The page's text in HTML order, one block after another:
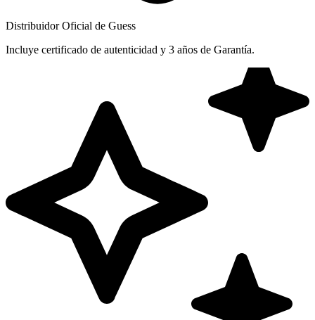
Distribuidor Oficial de Guess
Incluye certificado de autenticidad y 3 años de Garantía.